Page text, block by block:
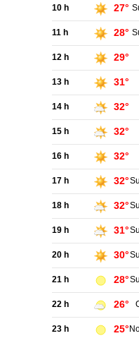
10 h 27°
11 h 28°
12 h 29°
13 h 31°
14 h 32°
15 h 32°
16 h 32°
17 h 32°
18 h 32°
19 h 31°
20 h 30°
21 h 28°
22 h 26°
23 h 25°